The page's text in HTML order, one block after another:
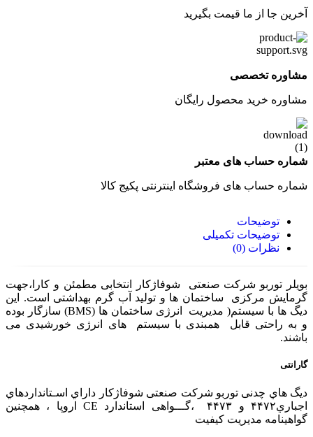
آخرین جا از ما قیمت بگیرید
مشاوره تخصصی
مشاوره خرید محصول رایگان
شماره حساب های معتبر
شماره حساب های فروشگاه اینترنتی پکیج کالا
توضیحات
توضیحات تکمیلی
نظرات (0)
بویلر توربو شرکت صنعتی شوفاژکار انتخابی مطمئن و کارا،جهت
گرمایش مرکزی ساختمان ها و تولید آب گرم بهداشتی است. این
دیگ ها با سیستم( مدیریت انرژی ساختمان ها (BMS) سازگار بوده
و به راحتی قابل همبندی با سیستم های انرژی خورشیدی می
باشند.
گارانتی
دیگ هاي چدنی توربو شرکت صنعتی شوفاژکار داراي اسـتانداردهاي
اجباري۴۴۷۲ و ۴۴۷۳ ،گـــواهی استاندارد CE اروپا ، همچنین
گواهینامه مدیریت کیفیت